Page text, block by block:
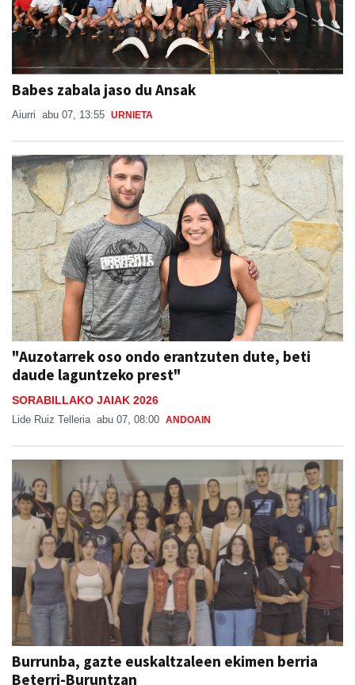
Babes zabala jaso du Ansak
Aiurri abu 07, 13:55 URNIETA
"Auzotarrek oso ondo erantzuten dute, beti
daude laguntzeko prest"
SORABILLAKO JAIAK 2026
Lide Ruiz Telleria abu 07, 08:00 ANDOAIN
Burrunba, gazte euskaltzaleen ekimen berria
Beterri-Buruntzan